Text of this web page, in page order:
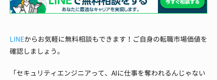
LINEからお気軽に無料相談もできます！ご自身の転職市場価値を
確認しましょう。
「セキュリティエンジニアって、AIに仕事を奪われるんじゃない